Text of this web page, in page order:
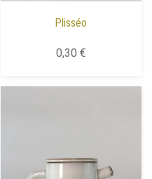
Plisséo
0,30 €